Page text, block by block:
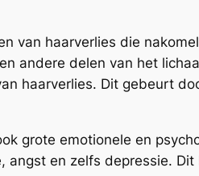
van haarverlies die
andere delen van het
haarverlies. Dit gebeurt
grote emotionele en
angst en zelfs depressie.